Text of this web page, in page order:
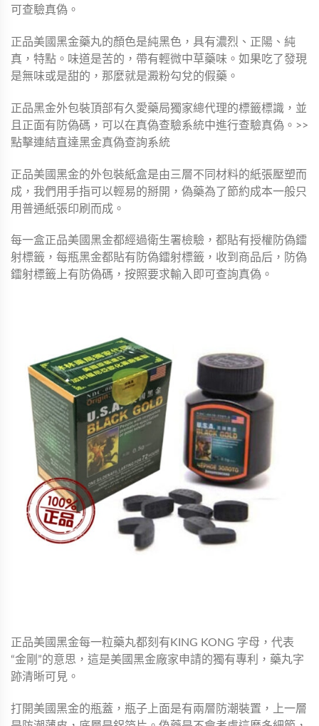
可查驗真偽。
正品美國黑金藥丸的顏色是純黑色，具有濃烈、正陽、純
真，特點。味道是苦的，帶有輕微中草藥味。如果吃了發現
是無味或是甜的，那麼就是澱粉勾兌的假藥。
正品黑金外包裝頂部有久愛藥局獨家總代理的標籤標識，並
且正面有防偽碼，可以在真偽查驗系統中進行查驗真偽。>>
點擊連結直達黑金真偽查詢系統
正品美國黑金的外包裝紙盒是由三層不同材料的紙張壓塑而
成，我們用手指可以輕易的掰開，偽藥為了節約成本一般只
用普通紙張印刷而成。
每一盒正品美國黑金都經過衛生署檢驗，都貼有授權防偽鐳
射標籤，每瓶黑金都貼有防偽鐳射標籤，收到商品后，防偽
鐳射標籤上有防偽碼，按照要求輸入即可查詢真偽。
正品美國黑金每一粒藥丸都刻有KING KONG 字母，代表
“金剛”的意思，這是美國黑金廠家申請的獨有專利，藥丸字
跡清晰可見。
打開美國黑金的瓶蓋，瓶子上面是有兩層防潮裝置，上一層